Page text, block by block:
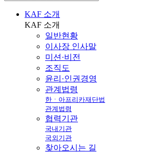
KAF 소개
KAF 소개
일반현황
이사장 인사말
미션·비전
조직도
윤리·인권경영
관계법령
한ㆍ아프리카재단법
관계법령
협력기관
국내기관
국외기관
찾아오시는 길